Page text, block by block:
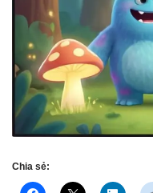
Chia sẻ: